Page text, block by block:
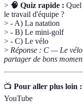
> 🧠 Quiz rapide : Quel
le travail d'équipe ?
> - A) La natation
> - B) Le mini-golf
> - C) Le vélo
> Réponse : C — Le
partager de bons
📺 Pour aller plus loin :
YouTube